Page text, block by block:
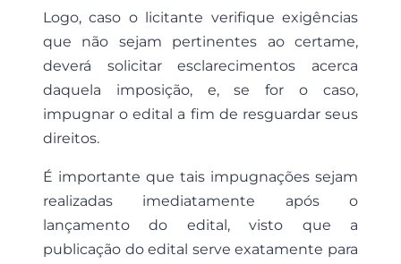
Logo, caso o licitante verifique exigências
que não sejam pertinentes ao certame,
deverá solicitar esclarecimentos acerca
daquela imposição, e, se for o caso,
impugnar o edital a fim de resguardar seus
direitos.
É importante que tais impugnações sejam
realizadas imediatamente após o
lançamento do edital, visto que a
publicação do edital serve exatamente para